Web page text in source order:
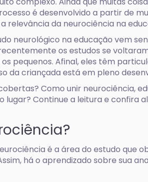
é desenvolvido a partir de
relevância da neurociência na
neurológico na educação vem
os estudos se
pequenos. Afinal, eles têm
da criançada está em pleno
Como unir neurociência,
lugar? Continue a leitura e confira
é a área do estudo que
há o aprendizado sobre sua